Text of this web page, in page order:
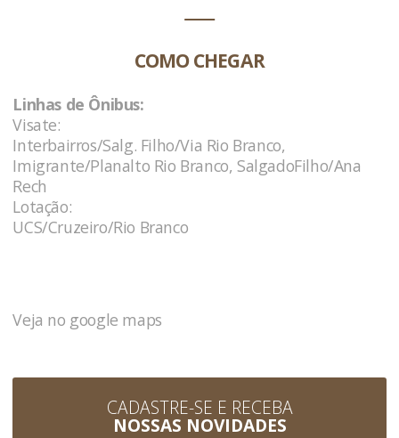
COMO CHEGAR
Linhas de Ônibus:
Visate:
Interbairros/Salg. Filho/Via Rio Branco,
Imigrante/Planalto Rio Branco, SalgadoFilho/Ana
Rech
Lotação:
UCS/Cruzeiro/Rio Branco
Veja no google maps
CADASTRE-SE E RECEBA
NOSSAS NOVIDADES